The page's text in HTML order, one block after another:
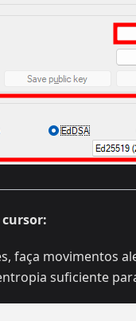
faça movimentos
suficiente